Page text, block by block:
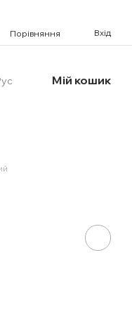
Порівняння Вхід
Мій кошик